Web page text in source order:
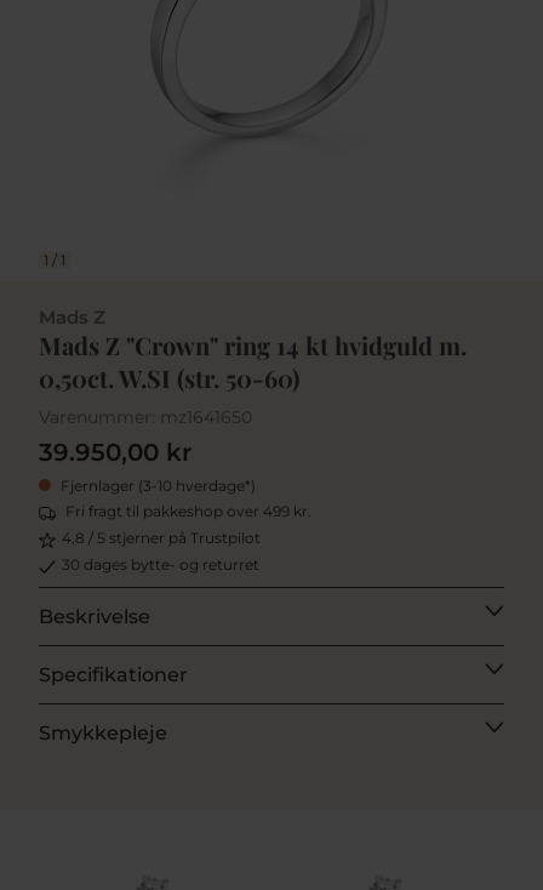
1 / 1
Mads Z
Mads Z "Crown" ring 14 kt hvidguld m.
0,50ct. W.SI (str. 50-60)
Varenummer: mz1641650
39.950,00 kr
Fjernlager (3-10 hverdage*)
Fri fragt til pakkeshop over 499 kr.
4,8 / 5 stjerner på Trustpilot
30 dages bytte- og returret
Beskrivelse
Specifikationer
Smykkepleje